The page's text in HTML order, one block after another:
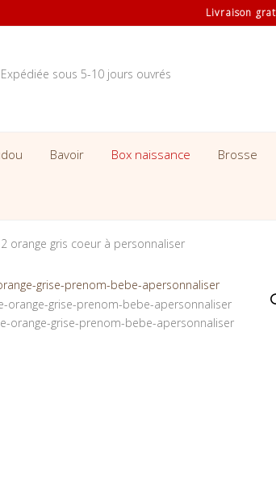
Livraison
Expédiée sous 5-10 jours ouvrés
Bavoir Box naissance Brosse
orange gris coeur à personnaliser